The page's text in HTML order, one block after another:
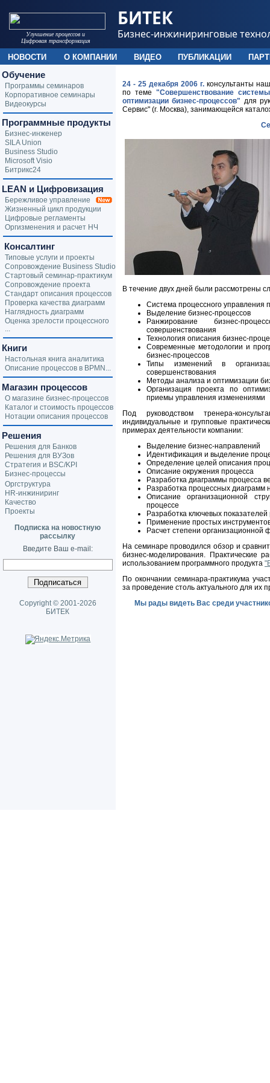
24 - 25 декабря 2006 г. консультанты
по теме"Совершенствование
оптимизации бизнес-процессов" для
Сервис" (г. Москва), занимающейся
В течение двух дней были рассмотрены
Система процессного управления
Выделение бизнес-процессов
Ранжирование бизнес-
совершенствования
Технология описания бизнес-
Современные методологии и
бизнес-процессов
Типы изменений в
совершенствования
Методы анализа и оптимизации
Организация проекта по
приемы управления изменениями
Под руководством тренера-
индивидуальные и групповые
примерах деятельности компании:
Выделение бизнес-направлений
Идентификация и выделение
Определение целей описания
Описание окружения процесса
Разработка диаграммы процесса
Разработка процессных диаграмм
Описание организационной
процессе
Разработка ключевых
Применение простых
Расчет степени организационной
На семинаре проводился обзор и
бизнес-моделирования. Практические
использованием программного продукта
По окончании семинара-практикума
за проведение столь актуального для их
Мы рады видеть Вас среди
Обучение
Программы семинаров
Корпоративное семинары
Видеокурсы
Программные продукты
Бизнес-инженер
SILA Union
Business Studio
Microsoft Visio
Битрикс24
LEAN и Цифровизация
Бережливое управление
Жизненный цикл продукции
Цифровые регламенты
Оргизменения и расчет НЧ
Консалтинг
Типовые услуги и проекты
Сопровождение Business Studio
Стартовый семинар-практикум
Сопровождение проекта
Стандарт описания процессов
Проверка качества диаграмм
Наглядность диаграмм
Оценка зрелости процессного
...
Книги
Настольная книга аналитика
Описание процессов в BPMN...
Магазин процессов
О магазине бизнес-процессов
Каталог и стоимость процессов
Нотации описания процессов
Решения
Решения для Банков
Решения для ВУЗов
Стратегия и BSC/KPI
Бизнес-процессы
Оргструктура
HR-инжиниринг
Качество
Проекты
Подписка на новостную
рассылку
Введите Ваш e-mail:
Copyright © 2001-2026
БИТЕК
Улучшение процессов и
Цифровая трансформация
БИТЕК
Бизнес-инжиниринговые
НОВОСТИ О КОМПАНИИ ВИДЕО ПУБЛИКАЦИИ